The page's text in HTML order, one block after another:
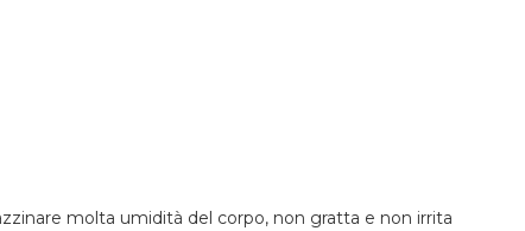
molta umidità del corpo, non gratta e non irrita